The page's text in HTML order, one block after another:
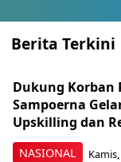
Berita Terkini
NASIONAL
Dukung Korban
Sampoerna
Upskilling dan